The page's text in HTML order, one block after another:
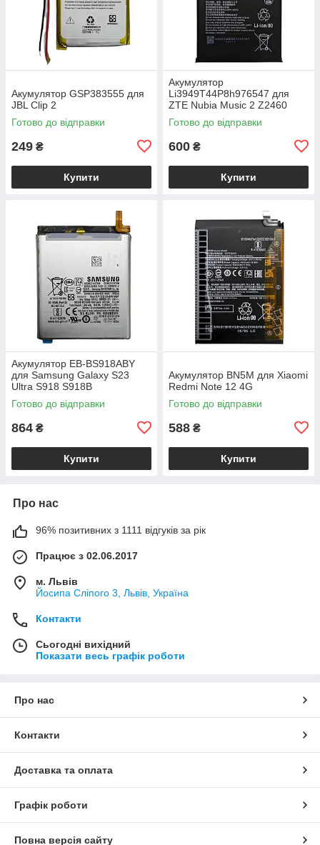
Акумулятор GSP383555 для
JBL Clip 2
Готово до відправки
249 ₴
Купити
Акумулятор
Li3949T44P8h976547 для
ZTE Nubia Music 2 Z2460
Готово до відправки
600 ₴
Купити
Акумулятор EB-BS918ABY
для Samsung Galaxy S23
Ultra S918 S918B
Готово до відправки
864 ₴
Купити
Акумулятор BN5M для Xiaomi
Redmi Note 12 4G
Готово до відправки
588 ₴
Купити
Про нас
96% позитивних з 1111 відгуків за рік
Працює з 02.06.2017
м. Львів
Йосипа Сліпого 3, Львів, Україна
Контакти
Сьогодні вихідний
Показати весь графік роботи
Про нас
Контакти
Доставка та оплата
Графік роботи
Повна версія сайту